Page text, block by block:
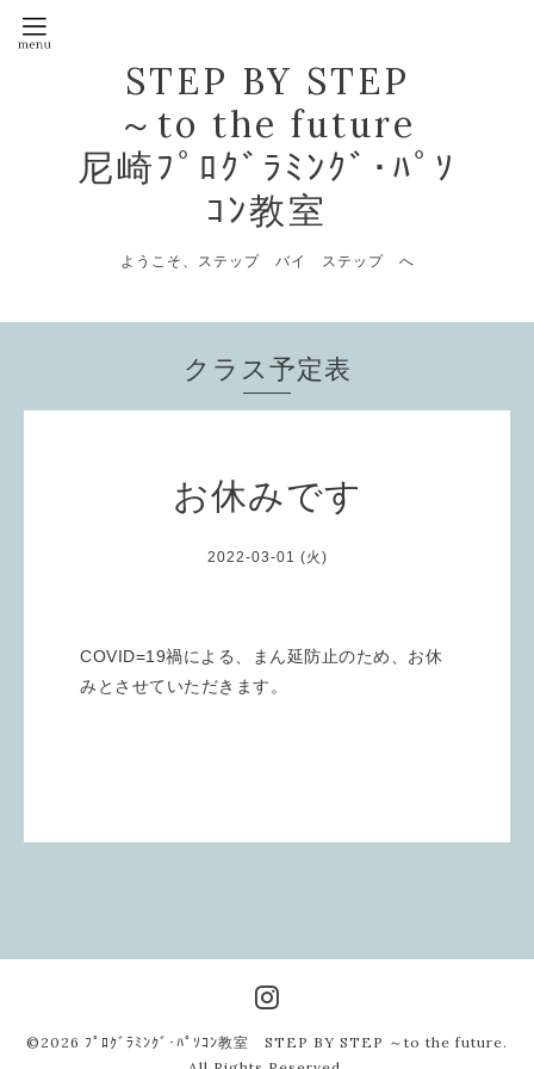
STEP BY STEP
～to the future
尼崎ﾌﾟﾛｸﾞﾗﾐﾝｸﾞ･ﾊﾟｿ
ｺﾝ教室
ようこそ、ステップ バイ ステップ へ
クラス予定表
お休みです
2022-03-01 (火)
COVID=19禍による、まん延防止のため、お休
みとさせていただきます。
©2026 ﾌﾟﾛｸﾞﾗﾐﾝｸﾞ･ﾊﾟｿｺﾝ教室 STEP BY STEP ～to the future.